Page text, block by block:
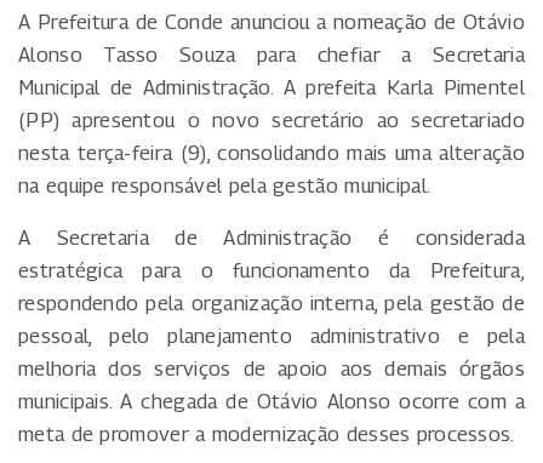
A Prefeitura de Conde anunciou a nomeação de Otávio
Alonso Tasso Souza para chefiar a Secretaria
Municipal de Administração. A prefeita Karla Pimentel
(PP) apresentou o novo secretário ao secretariado
nesta terça-feira (9), consolidando mais uma alteração
na equipe responsável pela gestão municipal.
A Secretaria de Administração é considerada
estratégica para o funcionamento da Prefeitura,
respondendo pela organização interna, pela gestão de
pessoal, pelo planejamento administrativo e pela
melhoria dos serviços de apoio aos demais órgãos
municipais. A chegada de Otávio Alonso ocorre com a
meta de promover a modernização desses processos.